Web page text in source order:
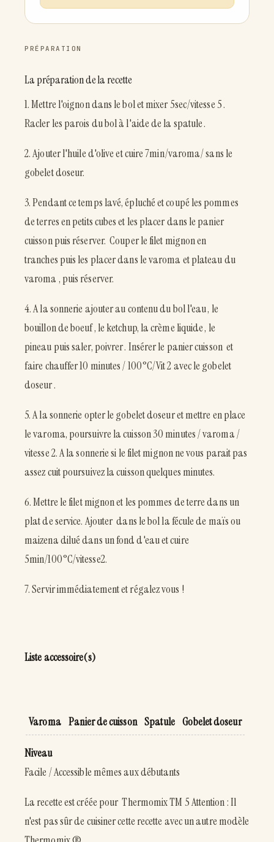
PRÉPARATION
La préparation de la recette
1. Mettre l'oignon dans le bol et mixer 5sec/vitesse 5 .
Racler les parois du bol à l'aide de la spatule .
2. Ajouter l'huile d'olive et cuire 7min/varoma/ sans le
gobelet doseur.
3. Pendant ce temps lavé, épluché et coupé les pommes
de terres en petits cubes et les placer dans le panier
cuisson puis réserver. Couper le filet mignon en
tranches puis les placer dans le varoma et plateau du
varoma , puis réserver.
4. A la sonnerie ajouter au contenu du bol l'eau , le
bouillon de boeuf , le ketchup, la crème liquide , le
pineau puis saler, poivrer . Insérer le panier cuisson et
faire chauffer 10 minutes / 100°C/Vit 2 avec le gobelet
doseur .
5. A la sonnerie opter le gobelet doseur et mettre en place
le varoma, poursuivre la cuisson 30 minutes / varoma /
vitesse 2. A la sonnerie si le filet mignon ne vous parait pas
assez cuit poursuivez la cuisson quelques minutes.
6. Mettre le filet mignon et les pommes de terre dans un
plat de service. Ajouter dans le bol la fécule de maïs ou
maizena dilué dans un fond d'eau et cuire
5min/100°C/vitesse2.
7. Servir immédiatement et régalez vous !
Liste accessoire(s)
Varoma Panier de cuisson Spatule Gobelet doseur
Niveau
Facile / Accessible mêmes aux débutants
La recette est créée pour Thermomix TM 5 Attention : Il
n'est pas sûr de cuisiner cette recette avec un autre modèle